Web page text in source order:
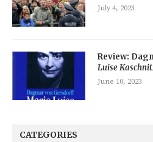
July 4, 2023
Review:
Luise
June 10, 2023
CATEGORIES